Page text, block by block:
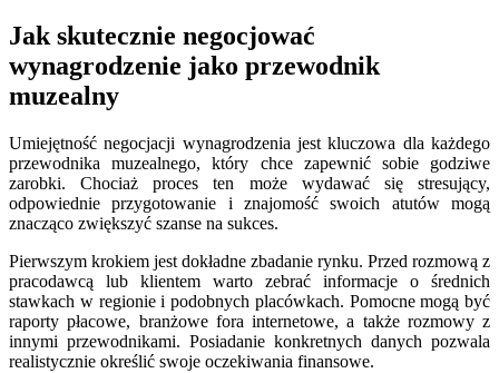
Jak skutecznie negocjować
wynagrodzenie jako przewodnik
muzealny
Umiejętność negocjacji wynagrodzenia jest kluczowa dla każdego
przewodnika muzealnego, który chce zapewnić sobie godziwe
zarobki. Chociaż proces ten może wydawać się stresujący,
odpowiednie przygotowanie i znajomość swoich atutów mogą
znacząco zwiększyć szanse na sukces.
Pierwszym krokiem jest dokładne zbadanie rynku. Przed rozmową z
pracodawcą lub klientem warto zebrać informacje o średnich
stawkach w regionie i podobnych placówkach. Pomocne mogą być
raporty płacowe, branżowe fora internetowe, a także rozmowy z
innymi przewodnikami. Posiadanie konkretnych danych pozwala
realistycznie określić swoje oczekiwania finansowe.